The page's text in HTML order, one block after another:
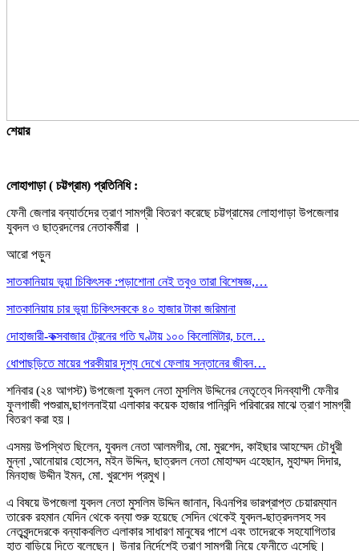
শেয়ার
লোহাগাড়া ( চট্টগ্রাম) প্রতিনিধি :
ফেনী জেলার বন্যার্তদের ত্রাণ সামগ্রী বিতরণ করেছে চট্টগ্রামের লোহাগাড়া উপজেলার
যুবদল ও ছাত্রদলের নেতাকর্মীরা ।
আরো পড়ুন
সাতকানিয়ায় ভূয়া চিকিৎসক :পড়াশোনা নেই তবুও তারা বিশেষজ্ঞ,…
সাতকানিয়ায় চার ভুয়া চিকিৎসককে ৪০ হাজার টাকা জরিমানা
দোহাজারী-কক্সবাজার ট্রেনের গতি ঘণ্টায় ১০০ কিলোমিটার, চলে…
ধোপাছড়িতে মায়ের পরকীয়ার দৃশ্য দেখে ফেলায় সন্তানের জীবন…
শনিবার (২৪ আগস্ট) উপজেলা যুবদল নেতা মুসলিম উদ্দিনের নেতৃত্বে দিনব্যাপী ফেনীর
ফুলগাজী পশুরাম,ছাগলনাইয়া এলাকার কয়েক হাজার পানিবন্দি পরিবারের মাঝে ত্রাণ সামগ্রী
বিতরণ করা হয়।
এসময় উপস্থিত ছিলেন, যুবদল নেতা আলমগীর, মো. মুরশেদ, কাইছার আহম্মেদ চৌধুরী
মুন্না ,আনোয়ার হোসেন, মইন উদ্দিন, ছাত্রদল নেতা মোহাম্মদ এহেছান, মুহাম্মদ দিদার,
মিনহাজ উদ্দীন ইমন, মো. খুরশেদ প্রমুখ।
এ বিষয়ে উপজেলা যুবদল নেতা মুসলিম উদ্দিন জানান, বিএনপির ভারপ্রাপ্ত চেয়ারম্যান
তারেক রহমান যেদিন থেকে বন্যা শুরু হয়েছে সেদিন থেকেই যুবদল-ছাত্রদলসহ সব
নেতৃবৃন্দদেরকে বন্যাকবলিত এলাকার সাধারণ মানুষের পাশে এবং তাদেরকে সহযোগিতার
হাত বাড়িয়ে দিতে বলেছেন। উনার নির্দেশেই ত্রাণ সামগ্রী নিয়ে ফেনীতে এসেছি।